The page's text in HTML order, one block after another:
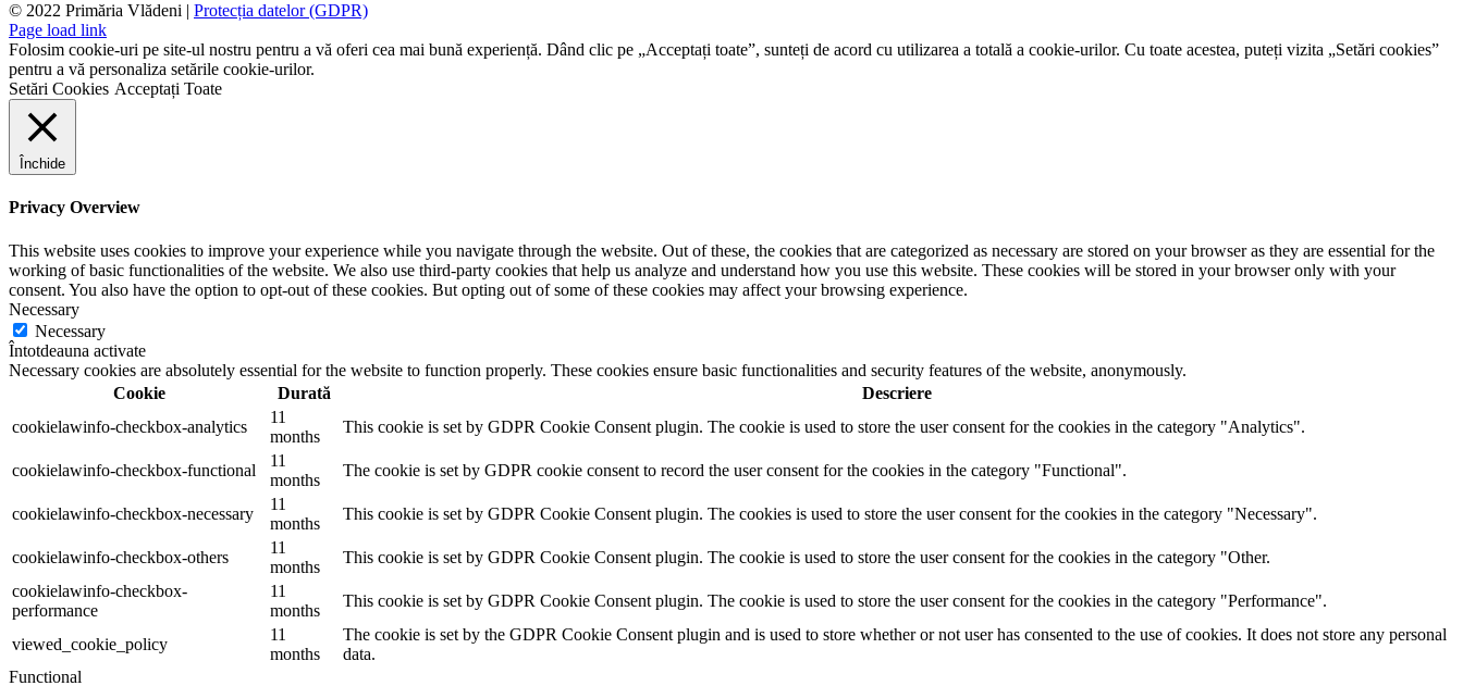
© 2022 Primăria Vlădeni | Protecția datelor (GDPR)
Page load link
Folosim cookie-uri pe site-ul nostru pentru a vă oferi cea mai bună experiență. Dând clic pe „Acceptați toate”, sunteți de acord cu utilizarea a totală a cookie-urilor. Cu toate acestea, puteți vizita „Setări cookies”
pentru a vă personaliza setările cookie-urilor.
Setări Cookies Acceptați Toate
Închide
Privacy Overview
This website uses cookies to improve your experience while you navigate through the website. Out of these, the cookies that are categorized as necessary are stored on your browser as they are essential for the
working of basic functionalities of the website. We also use third-party cookies that help us analyze and understand how you use this website. These cookies will be stored in your browser only with your
consent. You also have the option to opt-out of these cookies. But opting out of some of these cookies may affect your browsing experience.
Necessary
Necessary
Întotdeauna activate
Necessary cookies are absolutely essential for the website to function properly. These cookies ensure basic functionalities and security features of the website, anonymously.
Cookie
Durată
Descriere
cookielawinfo-checkbox-analytics
11
months
This cookie is set by GDPR Cookie Consent plugin. The cookie is used to store the user consent for the cookies in the category "Analytics".
cookielawinfo-checkbox-functional
11
months
The cookie is set by GDPR cookie consent to record the user consent for the cookies in the category "Functional".
cookielawinfo-checkbox-necessary
11
months
This cookie is set by GDPR Cookie Consent plugin. The cookies is used to store the user consent for the cookies in the category "Necessary".
cookielawinfo-checkbox-others
11
months
This cookie is set by GDPR Cookie Consent plugin. The cookie is used to store the user consent for the cookies in the category "Other.
cookielawinfo-checkbox-
performance
11
months
This cookie is set by GDPR Cookie Consent plugin. The cookie is used to store the user consent for the cookies in the category "Performance".
viewed_cookie_policy
11
months
The cookie is set by the GDPR Cookie Consent plugin and is used to store whether or not user has consented to the use of cookies. It does not store any personal
data.
Functional